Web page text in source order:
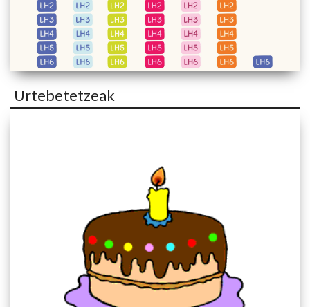
Urtebetetzeak